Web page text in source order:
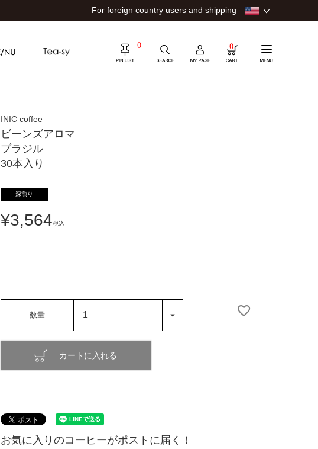
For foreign country users and shipping
0 0
INIC coffee
ビーンズアロマ
ブラジル
30本入り
深煎り
¥3,564税込
カートに入れる
お気に入りのコーヒーがポストに届く！